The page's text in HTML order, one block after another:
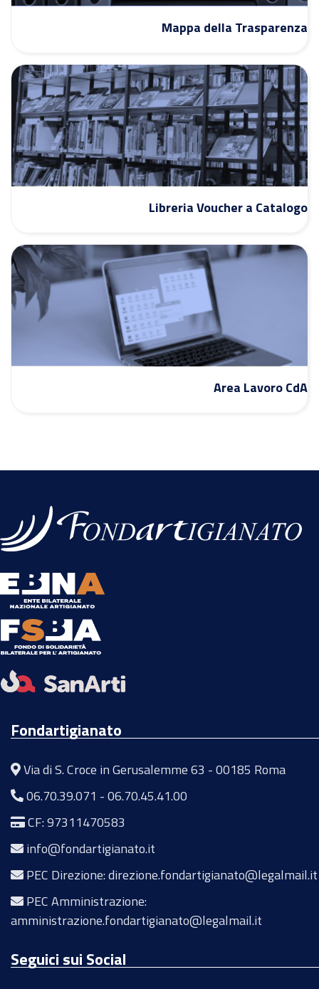
Mappa della Trasparenza
Libreria Voucher a Catalogo
Area Lavoro CdA
Fondartigianato
Via di S. Croce in Gerusalemme 63 - 00185 Roma
06.70.39.071 -06.70.45.41.00
CF: 97311470583
info@fondartigianato.it
PEC Direzione: direzione.fondartigianato@legalmail.it
PEC Amministrazione:
amministrazione.fondartigianato@legalmail.it
Seguici sui Social